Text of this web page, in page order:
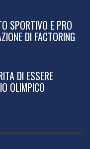
SPORTIVO E PRO
DI FACTORING
DI ESSERE
OLIMPICO